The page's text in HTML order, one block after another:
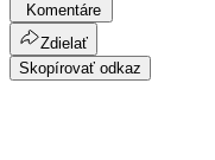
Komentáre
Zdielať
Skopírovať odkaz